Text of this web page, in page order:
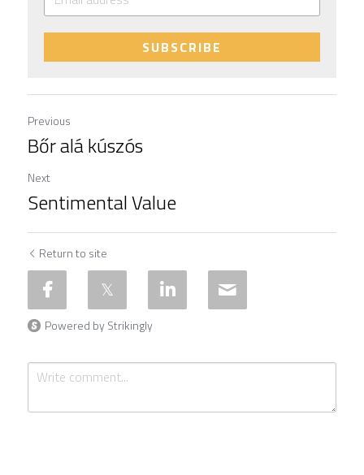
SUBSCRIBE
Previous
Bőr alá kúszós
Next
Sentimental Value
Return to site
Powered by Strikingly